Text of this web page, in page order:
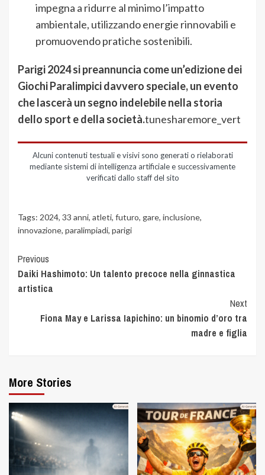
impegna a ridurre al minimo l’impatto
ambientale, utilizzando energie rinnovabili e
promuovendo pratiche sostenibili.
Parigi 2024 si preannuncia come un’edizione dei
Giochi Paralimpici davvero speciale, un evento
che lascerà un segno indelebile nella storia
dello sport e della società.tunesharemore_vert
Alcuni contenuti testuali e visivi sono generati o rielaborati
mediante sistemi di intelligenza artificiale e successivamente
verificati dallo staff del sito
Tags: 2024, 33 anni, atleti, futuro, gare, inclusione,
innovazione, paralimpiadi, parigi
Previous
Daiki Hashimoto: Un talento precoce nella ginnastica
artistica
Next
Fiona May e Larissa Iapichino: un binomio d’oro tra
madre e figlia
More Stories